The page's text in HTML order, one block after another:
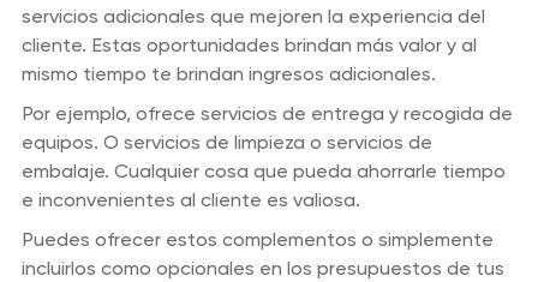
servicios adicionales que mejoren la experiencia del
cliente. Estas oportunidades brindan más valor y al
mismo tiempo te brindan ingresos adicionales.
Por ejemplo, ofrece servicios de entrega y recogida de
equipos. O servicios de limpieza o servicios de
embalaje. Cualquier cosa que pueda ahorrarle tiempo
e inconvenientes al cliente es valiosa.
Puedes ofrecer estos complementos o simplemente
incluirlos como opcionales en los presupuestos de tus